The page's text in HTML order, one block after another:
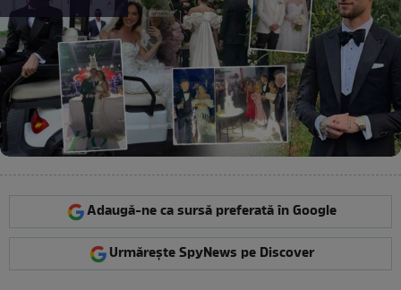
Adaugă-ne ca sursă preferată în Google
Urmărește SpyNews pe Discover